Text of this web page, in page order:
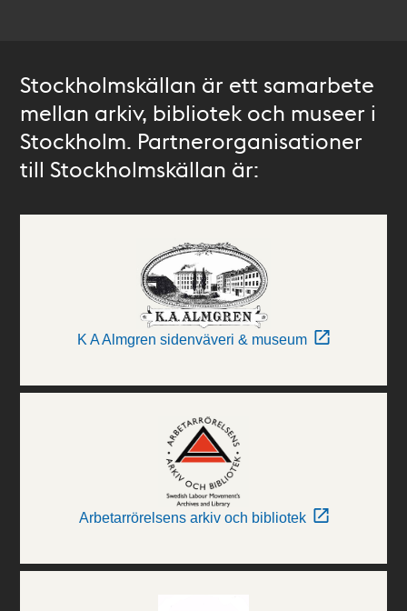
Stockholmskällan är ett samarbete
mellan arkiv, bibliotek och museer i
Stockholm. Partnerorganisationer
till Stockholmskällan är:
K A Almgren sidenväveri & museum
Arbetarrörelsens arkiv och bibliotek